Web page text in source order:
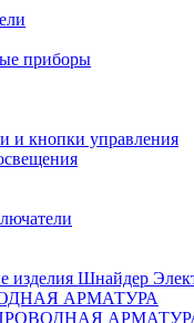
приборы
и кнопки управления
изделия Шнайдер
АРМАТУРА